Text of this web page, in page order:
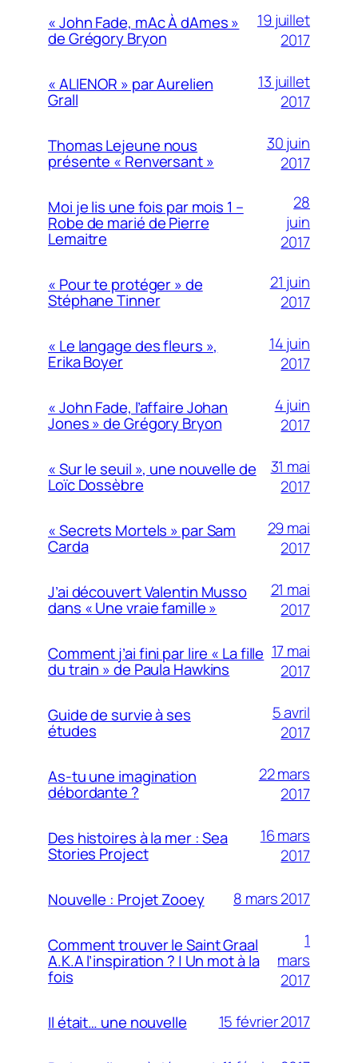
« John Fade, mAc À dAmes »
de Grégory Bryon
19 juillet
2017
« ALIENOR » par Aurelien
Grall
13 juillet
2017
Thomas Lejeune nous
présente « Renversant »
30 juin
2017
Moi je lis une fois par mois 1 –
Robe de marié de Pierre
Lemaitre
28
juin
2017
« Pour te protéger » de
Stéphane Tinner
21 juin
2017
« Le langage des fleurs »,
Erika Boyer
14 juin
2017
« John Fade, l’affaire Johan
Jones » de Grégory Bryon
4 juin
2017
« Sur le seuil », une nouvelle de
Loïc Dossèbre
31 mai
2017
« Secrets Mortels » par Sam
Carda
29 mai
2017
J’ai découvert Valentin Musso
dans « Une vraie famille »
21 mai
2017
Comment j’ai fini par lire « La fille
du train » de Paula Hawkins
17 mai
2017
Guide de survie à ses
études
5 avril
2017
As-tu une imagination
débordante ?
22 mars
2017
Des histoires à la mer : Sea
Stories Project
16 mars
2017
Nouvelle : Projet Zooey 8 mars 2017
Comment trouver le Saint Graal
A.K.A l’inspiration ? | Un mot à la
fois
1
mars
2017
Il était… une nouvelle 15 février 2017